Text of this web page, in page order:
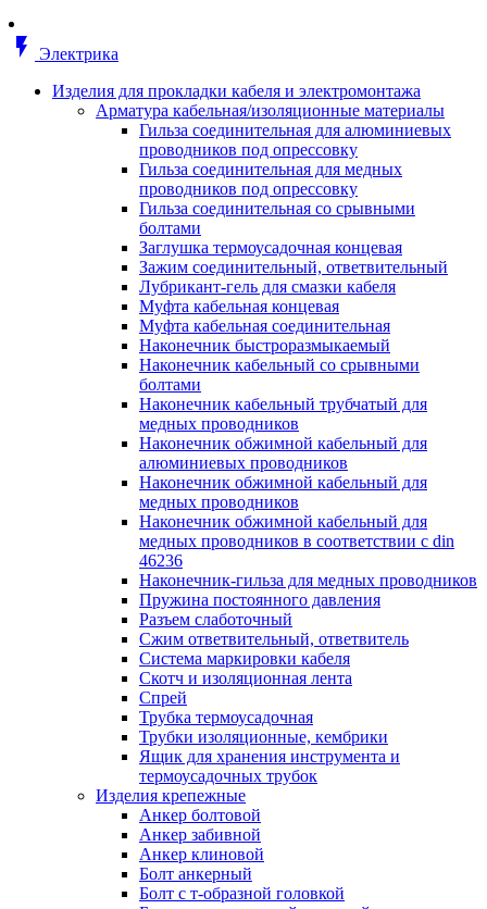
монтажные
Деталь крепежная для несущих и и
профильных реек
Зажим для крышки системы
поддержки кабелей
Кронштейн для кабельного лотка
Крышка для кабельных лотков
лотков
Лоток кабельный лестничный
Лоток кабельный листовой
Лоток кабельный проволочный
Настенный и потолочный
для кабельного лотка
Несущий профиль
лотков
Ответвление т-образное для
лотков
Пластина монтажная для
лотка
Потолочный кронштейн для
прокладки кабеля
Потолочный профиль для
Разделитель для лотка
Рейки профильные
несущие
Секция угловая для кабельных
Соединитель для кабельных
Каналы настенного и потолочного
Зажим кабельный для кабель-
Кабель-канал
Кабель-канал напольный
Кабель-канал настенный
Коробка монтажная для
кабель-канала
Коробка распределительная для
кабель-каналов
Крышка для настенного кабель-
Панель лицевая для настенного
flash_on
Электрика
Изделия для прокладки кабеля и электромонтажа
Арматура кабельная/изоляционные материалы
Гильза соединительная для алюминиевых
проводников под опрессовку
Гильза соединительная для медных
проводников под опрессовку
Гильза соединительная со срывными
болтами
Заглушка термоусадочная концевая
Зажим соединительный, ответвительный
Лубрикант-гель для смазки кабеля
Муфта кабельная концевая
Муфта кабельная соединительная
Наконечник быстроразмыкаемый
Наконечник кабельный со срывными
болтами
Наконечник кабельный трубчатый для
медных проводников
Наконечник обжимной кабельный для
алюминиевых проводников
Наконечник обжимной кабельный для
медных проводников
Наконечник обжимной кабельный для
медных проводников в соответствии с din
46236
Наконечник-гильза для медных проводников
Пружина постоянного давления
Разъем слаботочный
Сжим ответвительный, ответвитель
Система маркировки кабеля
Скотч и изоляционная лента
Спрей
Трубка термоусадочная
Трубки изоляционные, кембрики
Ящик для хранения инструмента и
термоусадочных трубок
Изделия крепежные
Анкер болтовой
Анкер забивной
Анкер клиновой
Болт анкерный
Болт с т-образной головкой